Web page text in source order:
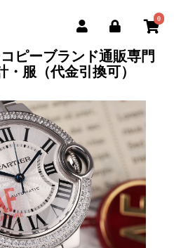
0
ピーブランド通販専門
服（代金引換可）